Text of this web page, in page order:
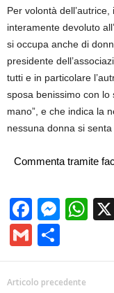
Per volontà
interamente devoluto
si occupa anche di
presidente
tutti e in particolare
sposa benissimo con lo
mano”, e che indica la
nessuna donna si senta
Commenta tramite
Gmail
Articolo precedente